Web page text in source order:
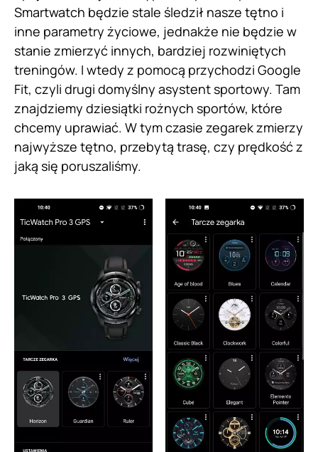
Smartwatch będzie stale śledził nasze tętno i
inne parametry życiowe, jednakże nie będzie w
stanie zmierzyć innych, bardziej rozwiniętych
treningów. I wtedy z pomocą przychodzi Google
Fit, czyli drugi domyślny asystent sportowy. Tam
znajdziemy dziesiątki rożnych sportów, które
chcemy uprawiać. W tym czasie zegarek zmierzy
najwyższe tętno, przebytą trasę, czy prędkość z
jaką się poruszaliśmy.